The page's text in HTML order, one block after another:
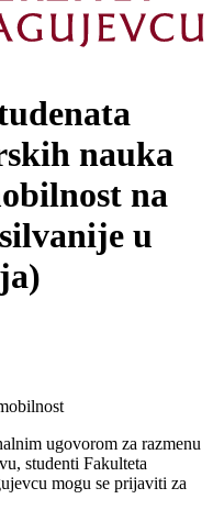
nauka
na
u
ugovorom za razmenu
studenti Fakulteta
mogu se prijaviti za